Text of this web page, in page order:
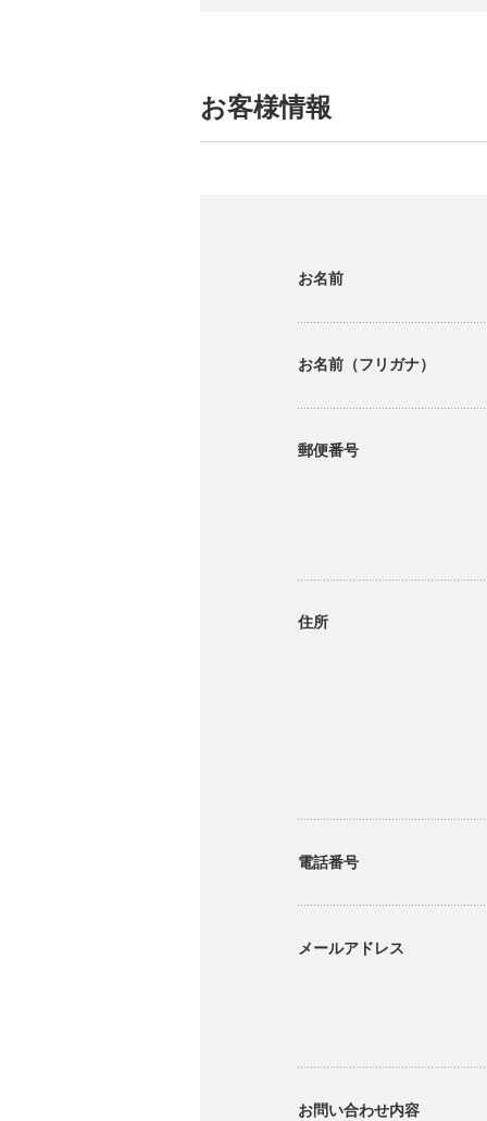
お客様情報
お名前
お名前（フリガナ）
郵便番号
住所
電話番号
メールアドレス
お問い合わせ内容